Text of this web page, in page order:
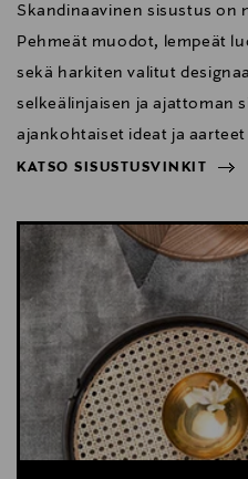
Skandinaavinen sisustus on
Pehmeät muodot, lempeät
sekä harkiten valitut
selkeälinjaisen ja ajattoman
ajankohtaiset ideat ja
KATSO SISUSTUSVINKIT
KATSO SISUSTUSVINKIT